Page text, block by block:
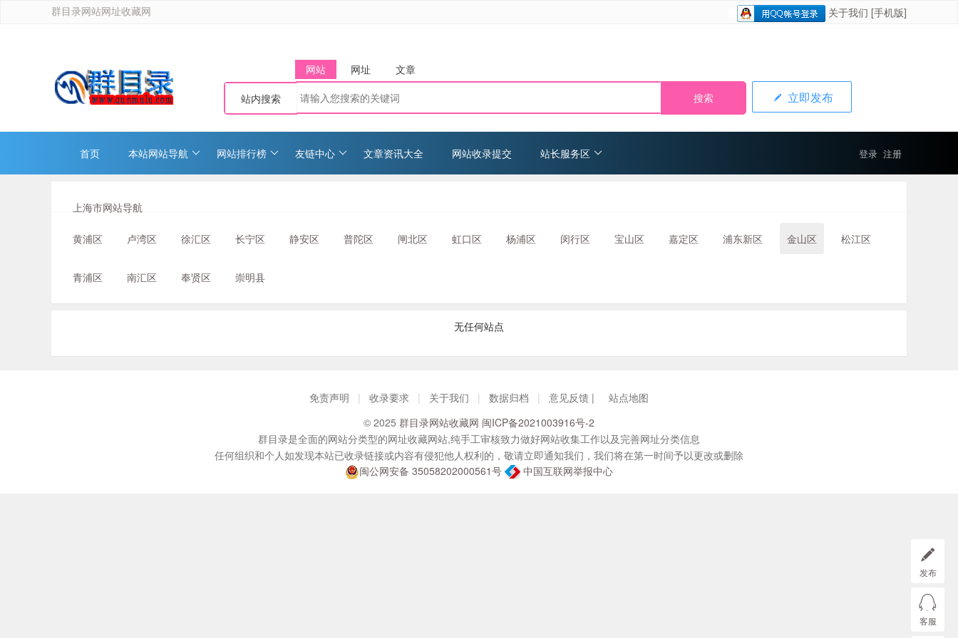
群目录网站网址收藏网 关于我们 [手机版]
网站 网址 文章
站内搜索 立即发布
首页 本站网站导航 网站排行榜 友链中心 文章资讯大全 网站收录提交 站长服务区 登录 注册
上海市网站导航
黄浦区 卢湾区 徐汇区 长宁区 静安区 普陀区 闸北区 虹口区 杨浦区 闵行区 宝山区 嘉定区 浦东新区 金山区 松江区
青浦区 南汇区 奉贤区 崇明县
无任何站点
免责声明 | 收录要求 | 关于我们 | 数据归档 | 意见反馈 |
站点地图
© 2025 群目录网站收藏网 闽ICP备2021003916号-2
群目录是全面的网站分类型的网址收藏网站,纯手工审核致力做好网站收集工作以及完善网址分类信息
任何组织和个人如发现本站已收录链接或内容有侵犯他人权利的，敬请立即通知我们，我们将在第一时间予以更改或删除
闽公网安备 35058202000561号
中国互联网举报中心
发布
客服